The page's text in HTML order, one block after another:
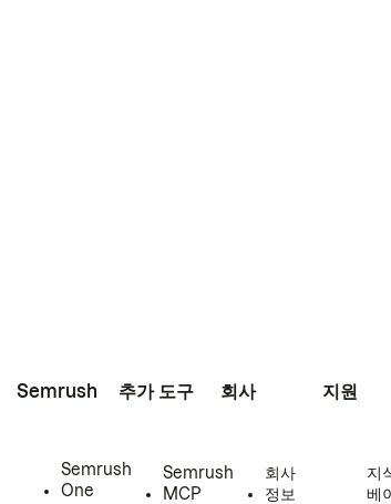
Semrush
Semrush
One
추가 도구
Semrush
MCP
회사
회사
정보
지원
지
베